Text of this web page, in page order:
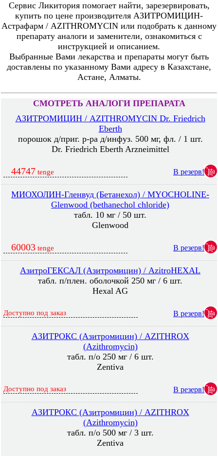
Сервис Ликитория помогает найти, зарезервировать,
купить по цене производителя АЗИТРОМИЦИН-
Астрафарм / AZITHROMYCIN или подобрать к данному
препарату аналоги и заменители, ознакомиться с
инструкцией и описанием.
Выбранные Вами лекарства и препараты могут быть
доставлены по указанному Вами адресу в Казахстане,
Астане, Алматы.
СМОТРЕТЬ АНАЛОГИ ПРЕПАРАТА
АЗИТРОМИЦИН / AZITHROMYCIN Dr. Friedrich
Eberth
порошок д/приг. р-ра д/инфуз. 500 мг, фл. / 1 шт.
Dr. Friedrich Eberth Arzneimittel
44747 tenge В резерв!
МИОХОЛИН-Гленвуд (Бетанехол) / MYOCHOLINE-
Glenwood (bethanechol chloride)
табл. 10 мг / 50 шт.
Glenwood
60003 tenge В резерв!
АзитроГЕКСАЛ (Азитромицин) / AzitroHEXAL
табл. п/плен. оболочкой 250 мг / 6 шт.
Hexal AG
Доступно под заказ В резерв!
АЗИТРОКС (Азитромицин) / AZITHROX
(Azithromycin)
табл. п/о 250 мг / 6 шт.
Zentiva
Доступно под заказ В резерв!
АЗИТРОКС (Азитромицин) / AZITHROX
(Azithromycin)
табл. п/о 500 мг / 3 шт.
Zentiva